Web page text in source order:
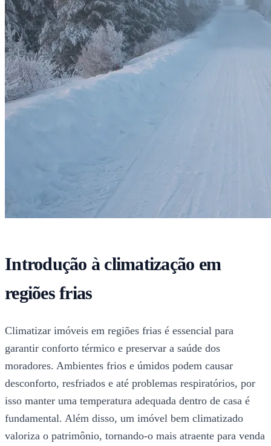
Introdução à climatização em
regiões frias
Climatizar imóveis em regiões frias é essencial para
garantir conforto térmico e preservar a saúde dos
moradores. Ambientes frios e úmidos podem causar
desconforto, resfriados e até problemas respiratórios, por
isso manter uma temperatura adequada dentro de casa é
fundamental. Além disso, um imóvel bem climatizado
valoriza o patrimônio, tornando-o mais atraente para venda